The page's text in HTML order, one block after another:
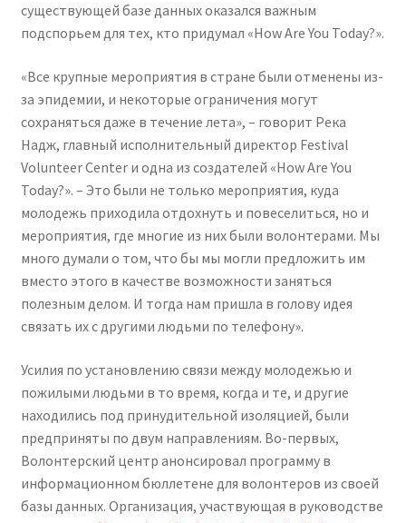
существующей базе данных оказался важным
подспорьем для тех, кто придумал «How Are You Today?».
«Все крупные мероприятия в стране были отменены из-
за эпидемии, и некоторые ограничения могут
сохраняться даже в течение лета», – говорит Река
Надж, главный исполнительный директор Festival
Volunteer Center и одна из создателей «How Are You
Today?». – Это были не только мероприятия, куда
молодежь приходила отдохнуть и повеселиться, но и
мероприятия, где многие из них были волонтерами. Мы
много думали о том, что бы мы могли предложить им
вместо этого в качестве возможности заняться
полезным делом. И тогда нам пришла в голову идея
связать их с другими людьми по телефону».
Усилия по установлению связи между молодежью и
пожилыми людьми в то время, когда и те, и другие
находились под принудительной изоляцией, были
предприняты по двум направлениям. Во-первых,
Волонтерский центр анонсировал программу в
информационном бюллетене для волонтеров из своей
базы данных. Организация, участвующая в руководстве